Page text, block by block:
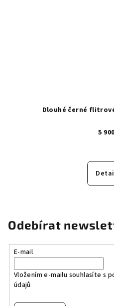
Dlouhé černé
5
Odebírat
E-mail
Vložením e-mailu souhlasíte s
údajů